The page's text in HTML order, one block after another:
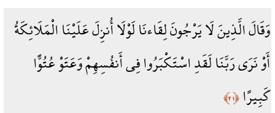
وَقَالَ الَّذِينَ لَا يَرْجُونَ لِقَاءنَا لَوْلَا أُنزِلَ عَلَيْنَا الْمَلَائِكَةُ
أَوْ نَرَى رَبَّنَا لَقَدِ اسْتَكْبَرُوا فِي أَنفُسِهِمْ وَعَتَوْ عُتُوًّا
كَبِيرًا﴿٢١﴾